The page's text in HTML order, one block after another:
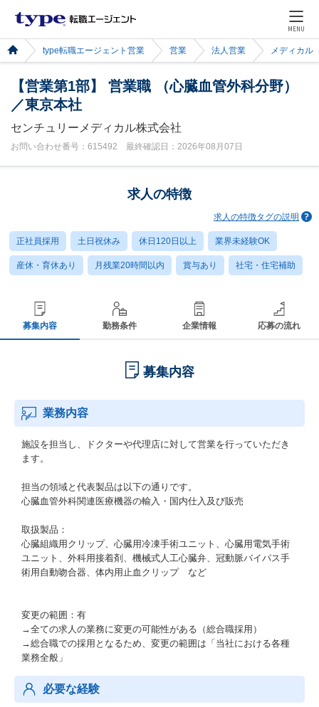
MENU
type転職エージェント営業 営業 法人営業 メディカル
【営業第1部】 営業職 （心臓血管外科分野）
／東京本社
センチュリーメディカル株式会社
お問い合わせ番号：615492 最終確認日：2026年08月07日
求人の特徴
求人の特徴タグの説明
正社員採用 土日祝休み 休日120日以上 業界未経験OK
産休・育休あり 月残業20時間以内 賞与あり 社宅・住宅補助
募集内容 勤務条件 企業情報 応募の流れ
募集内容
業務内容
施設を担当し、ドクターや代理店に対して営業を行っていただき
ます。
担当の領域と代表製品は以下の通りです。
心臓血管外科関連医療機器の輸入・国内仕入及び販売
取扱製品：
心臓組織用クリップ、心臓用冷凍手術ユニット、心臓用電気手術
ユニット、外科用接着剤、機械式人工心臓弁、冠動脈バイパス手
術用自動吻合器、体内用止血クリップ など
変更の範囲：有
→全ての求人の業務に変更の可能性がある（総合職採用）
→総合職での採用となるため、変更の範囲は「当社における各種
業務全般」
必要な経験